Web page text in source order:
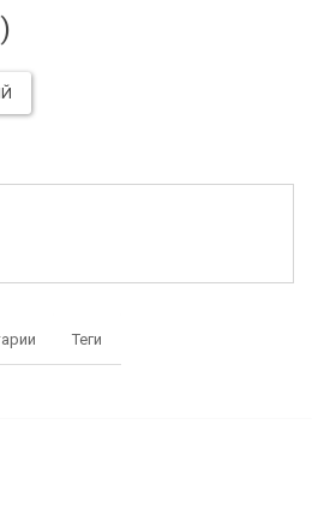
)
Теги